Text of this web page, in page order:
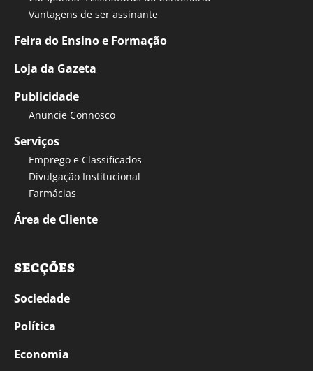
Vantagens de ser assinante
Feira do Ensino e Formação
Loja da Gazeta
Publicidade
Anuncie Connosco
Serviços
Emprego e Classificados
Divulgação Institucional
Farmácias
Área de Cliente
SECÇÕES
Sociedade
Política
Economia